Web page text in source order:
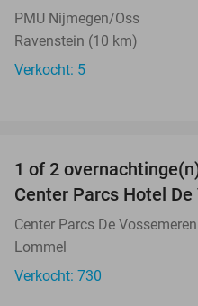
PMU Nijmegen/Oss
Ravenstein (10 km)
Verkocht: 5
1 of 2
Center Parcs Hotel
Center Parcs De Vossemeren
Lommel
Verkocht: 730